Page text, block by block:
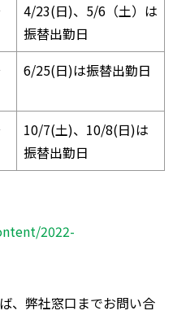
4/23(日)、5/6（土）は
振替出勤日
6/25(日)は振替出勤日
10/7(土)、10/8(日)は
振替出勤日
2022-
、弊社窓口までお問い合